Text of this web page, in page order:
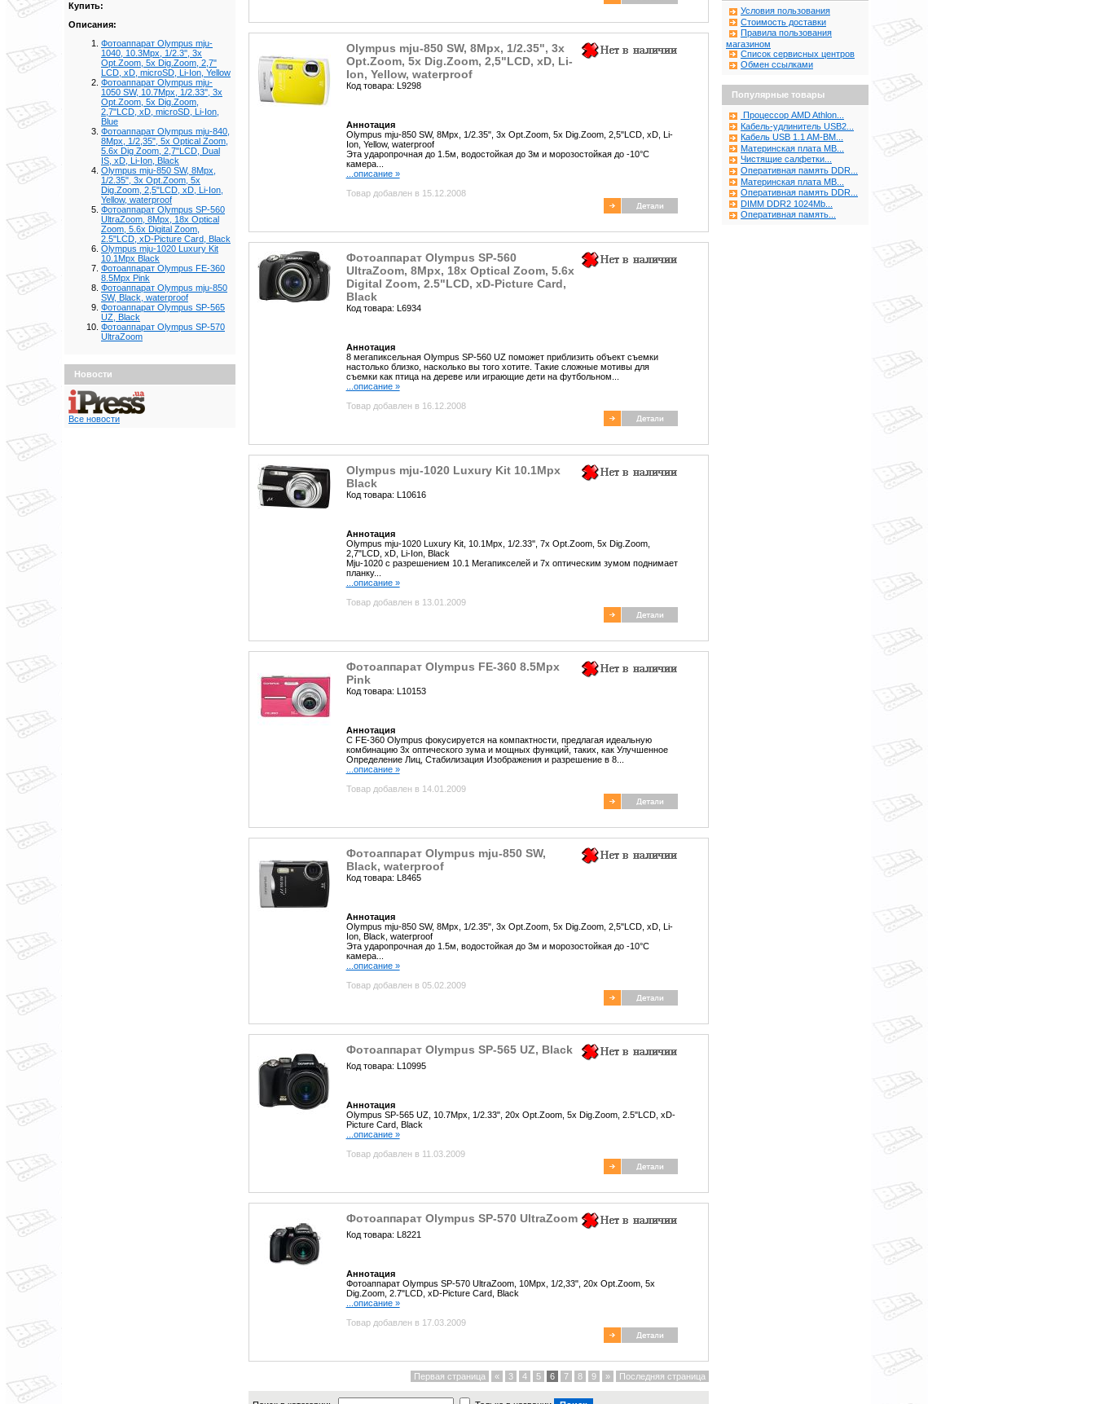
Купить:
Описания:
Фотоаппарат Olympus mju-
1040, 10.3Mpx, 1/2.3'', 3x
Opt.Zoom, 5x Dig.Zoom, 2,7"
LCD, xD, microSD, Li-Ion, Yellow
Фотоаппарат Olympus mju-
1050 SW, 10.7Mpx, 1/2.33'', 3x
Opt.Zoom, 5x Dig.Zoom,
2,7"LCD, xD, microSD, Li-Ion,
Blue
Фотоаппарат Olympus mju-840,
8Mpx, 1/2,35", 5x Optical Zoom,
5.6x Dig Zoom, 2,7"LCD, Dual
IS, xD, Li-Ion, Black
Olympus mju-850 SW, 8Mpx,
1/2.35", 3x Opt.Zoom, 5x
Dig.Zoom, 2,5"LCD, xD, Li-Ion,
Yellow, waterproof
Фотоаппарат Olympus SP-560
UltraZoom, 8Mpx, 18x Optical
Zoom, 5.6x Digital Zoom,
2.5"LCD, xD-Picture Card, Black
Olympus mju-1020 Luxury Kit
10.1Mpx Black
Фотоаппарат Olympus FE-360
8.5Mpx Pink
Фотоаппарат Olympus mju-850
SW, Black, waterproof
Фотоаппарат Olympus SP-565
UZ, Black
Фотоаппарат Olympus SP-570
UltraZoom
Новости
Все новости
Olympus mju-850 SW, 8Mpx, 1/2.35", 3x
Opt.Zoom, 5x Dig.Zoom, 2,5"LCD, xD, Li-
Ion, Yellow, waterproof
Код товара: L9298
Аннотация
Olympus mju-850 SW, 8Mpx, 1/2.35", 3x Opt.Zoom, 5x Dig.Zoom, 2,5"LCD, xD, Li-
Ion, Yellow, waterproof
Эта ударопрочная до 1.5м, водостойкая до 3м и морозостойкая до -10°C
камера...
...описание »
Товар добавлен в 15.12.2008
Фотоаппарат Olympus SP-560
UltraZoom, 8Mpx, 18x Optical Zoom, 5.6x
Digital Zoom, 2.5"LCD, xD-Picture Card,
Black
Код товара: L6934
Аннотация
8 мегапиксельная Olympus SP-560 UZ поможет приблизить объект съемки
настолько близко, насколько вы того хотите. Такие сложные мотивы для
съемки как птица на дереве или играющие дети на футбольном...
...описание »
Товар добавлен в 16.12.2008
Olympus mju-1020 Luxury Kit 10.1Mpx
Black
Код товара: L10616
Аннотация
Olympus mju-1020 Luxury Kit, 10.1Mpx, 1/2.33'', 7x Opt.Zoom, 5x Dig.Zoom,
2,7"LCD, xD, Li-Ion, Black
Mju-1020 с разрешением 10.1 Мегапикселей и 7х оптическим зумом поднимает
планку...
...описание »
Товар добавлен в 13.01.2009
Фотоаппарат Olympus FE-360 8.5Mpx
Pink
Код товара: L10153
Аннотация
С FE-360 Olympus фокусируется на компактности, предлагая идеальную
комбинацию 3х оптического зума и мощных функций, таких, как Улучшенное
Определение Лиц, Стабилизация Изображения и разрешение в 8...
...описание »
Товар добавлен в 14.01.2009
Фотоаппарат Olympus mju-850 SW,
Black, waterproof
Код товара: L8465
Аннотация
Olympus mju-850 SW, 8Mpx, 1/2.35", 3x Opt.Zoom, 5x Dig.Zoom, 2,5"LCD, xD, Li-
Ion, Black, waterproof
Эта ударопрочная до 1.5м, водостойкая до 3м и морозостойкая до -10°C
камера...
...описание »
Товар добавлен в 05.02.2009
Фотоаппарат Olympus SP-565 UZ, Black
Код товара: L10995
Аннотация
Olympus SP-565 UZ, 10.7Mpx, 1/2.33", 20x Opt.Zoom, 5x Dig.Zoom, 2.5"LCD, xD-
Picture Card, Black
...описание »
Товар добавлен в 11.03.2009
Фотоаппарат Olympus SP-570 UltraZoom
Код товара: L8221
Аннотация
Фотоаппарат Olympus SP-570 UltraZoom, 10Mpx, 1/2,33", 20x Opt.Zoom, 5x
Dig.Zoom, 2.7"LCD, xD-Picture Card, Black
...описание »
Товар добавлен в 17.03.2009
Первая страница « 3 4 5 6 7 8 9 » Последняя страница
Условия пользования
Стоимость доставки
Правила пользования
магазином
Список сервисных центров
Обмен ссылками
Популярные товары
Процессор AMD Athlon...
Кабель-удлинитель USB2...
Кабель USB 1.1 AM-BM...
Материнская плата MB...
Чистящие салфетки...
Оперативная память DDR...
Материнская плата MB...
Оперативная память DDR...
DIMM DDR2 1024Mb...
Оперативная память...